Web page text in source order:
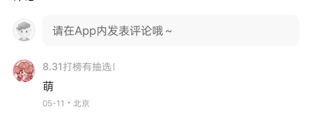
请在App内发表评论哦～
8.31打榜有抽选！
萌
05-11・北京